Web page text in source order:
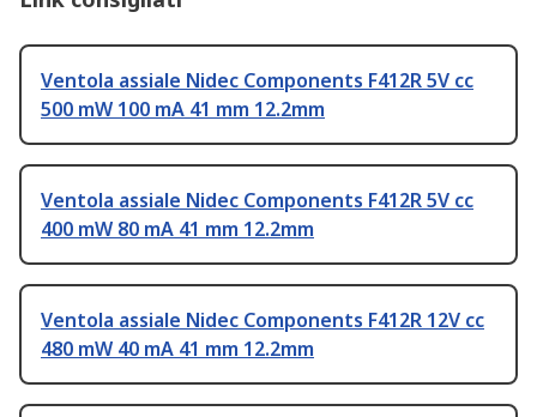
Ventola assiale Nidec Components F412R 5V cc
500 mW 100 mA 41 mm 12.2mm
Ventola assiale Nidec Components F412R 5V cc
400 mW 80 mA 41 mm 12.2mm
Ventola assiale Nidec Components F412R 12V cc
480 mW 40 mA 41 mm 12.2mm